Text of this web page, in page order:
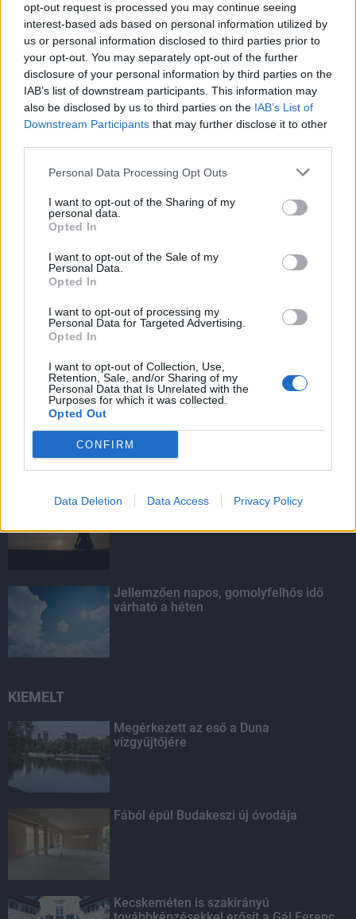
opt-out request is processed you may continue seeing
interest-based ads based on personal information utilized by
us or personal information disclosed to third parties prior to
your opt-out. You may separately opt-out of the further
disclosure of your personal information by third parties on the
IAB’s list of downstream participants. This information may
also be disclosed by us to third parties on the IAB’s List of
Downstream Participants that may further disclose it to other
Personal Data Processing Opt Outs
I want to opt-out of the Sharing of my
personal data.
Opted In
I want to opt-out of the Sale of my
Personal Data.
Opted In
I want to opt-out of processing my
Personal Data for Targeted Advertising.
Opted In
I want to opt-out of Collection, Use,
Retention, Sale, and/or Sharing of my
Personal Data that Is Unrelated with the
Purposes for which it was collected.
Opted Out
CONFIRM
Data Deletion Data Access Privacy Policy
Amire többmillióan vártunk: szombattól
másodfokúra csökken a riasztás
Pest megye
Fából épül Budakeszi új óvodája
HIRDETÉS
HIRDETÉS
HIRDETÉS
LEGOLVASOTTABB
Tizenöt hegedűkészítő-mester mutatja
be munkáját Budán
Amire többmillióan vártunk: szombattól
Jellemzően napos, gomolyfelhős idő
várható a héten
KIEMELT
Megérkezett az eső a Duna
vízgyűjtőjére
Fából épül Budakeszi új óvodája
Kecskeméten is szakirányú